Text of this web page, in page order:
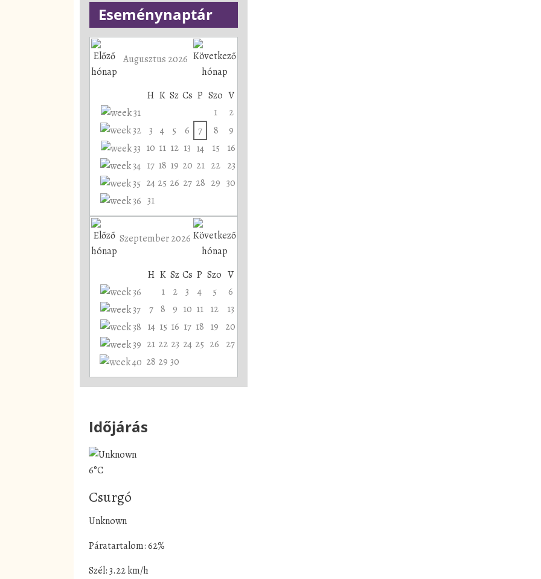
Eseménynaptár
Augusztus 2026
H K Sz Cs P Szo V
1
2
3 4 5 6 7 8
9
10 11 12 13 14 15
16
17 18 19 20 21 22 23
24 25 26 27 28 29 30
31
Szeptember 2026
H K Sz Cs P Szo V
1
2 3 4 5
6
7 8 9 10 11 12
13
14 15 16 17 18 19 20
21 22 23 24 25 26 27
28 29 30
Időjárás
6°C
Csurgó
Unknown
Páratartalom: 62%
Szél: 3.22 km/h